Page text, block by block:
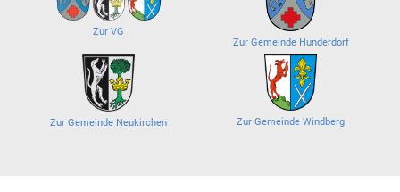
Zur VG
Zur Gemeinde Hunderdorf
Zur Gemeinde Neukirchen Zur Gemeinde Windberg